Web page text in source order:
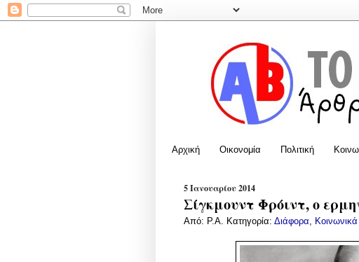
Αρχική Οικονομία Πολιτική
5 Ιανουαρίου 2014
Σίγκμουντ Φρόιντ, ο
Από: P.A. Κατηγορία: Διάφορα Κοινωνικά